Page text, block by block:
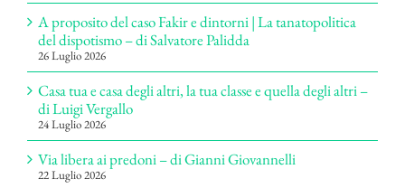
A proposito del caso Fakir e dintorni | La tanatopolitica
del dispotismo – di Salvatore Palidda
26 Luglio 2026
Casa tua e casa degli altri, la tua classe e quella degli altri –
di Luigi Vergallo
24 Luglio 2026
Via libera ai predoni – di Gianni Giovannelli
22 Luglio 2026